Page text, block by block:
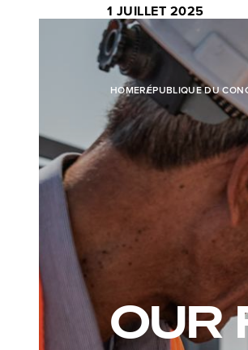
1 JUILLET 2025
HOMERÉPUBLIQUE DU
OUR